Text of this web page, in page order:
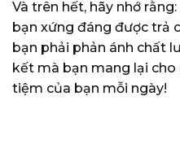
Và trên hết, hãy nhớ
bạn xứng đáng được trả
bạn phải phản ánh chất
kết mà bạn mang lại
tiệm của bạn mỗi ngày!